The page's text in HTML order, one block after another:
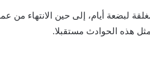
أيام، إلى حين الانتهاء من
هذه الحوادث مستقبلا.